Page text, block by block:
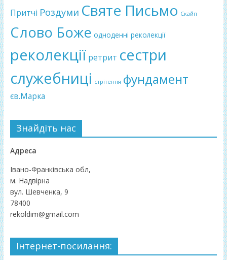
Притчі Роздуми Святе Письмо Скайп
Слово Боже одноденні реколекції
реколекції ретрит сестри
служебниці стрітення фундамент
єв.Марка
Знайдіть нас
Адреса
Івано-Франківська обл,
м. Надвірна
вул. Шевченка, 9
78400
rekoldim@gmail.com
Інтернет-посилання: